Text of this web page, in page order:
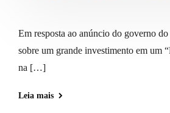
Em resposta ao anúncio do governo
sobre um grande investimento em um
na […]
Leia mais